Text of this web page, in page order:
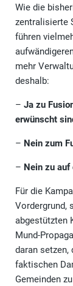
Wie die
zentralisierte
führen
mehr
deshalb:
– Ja zu
erwünscht
– Nein zum
– Nein zu
Für die
Vordergrund,
abgestützten
Mund-
daran setzen,
faktischen
Gemeinden